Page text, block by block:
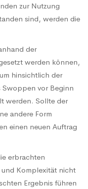
zur Nutzung
sind, werden die
der
werden können,
hinsichtlich der
Swoppen vor Beginn
werden. Sollte der
andere Form
einen neuen Auftrag
erbrachten
Komplexität nicht
Ergebnis führen